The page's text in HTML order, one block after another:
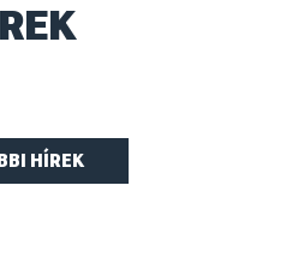
HÍREK